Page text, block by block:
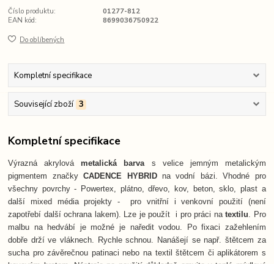
Číslo produktu:
01277-812
EAN kód:
8699036750922
Do oblíbených
Kompletní specifikace
Související zboží 3
Kompletní specifikace
Výrazná akrylovámetalická barva s velice jemným metalickým
pigmentem značkyCADENCE HYBRIDna vodní bázi. Vhodné pro
všechny povrchy - Powertex, plátno, dřevo, kov, beton, sklo, plast a
další mixed média projekty - pro vnitřní i venkovní použití (není
zapotřebí další ochrana lakem). Lze je použít i pro práci natextilu . Pro
malbu na hedvábí je možné je naředit vodou. Po fixaci zažehlením
dobře drží ve vláknech. Rychle schnou. Nanášejí se např. štětcem za
sucha pro závěrečnou patinaci nebo na textil štětcem či aplikátorem s